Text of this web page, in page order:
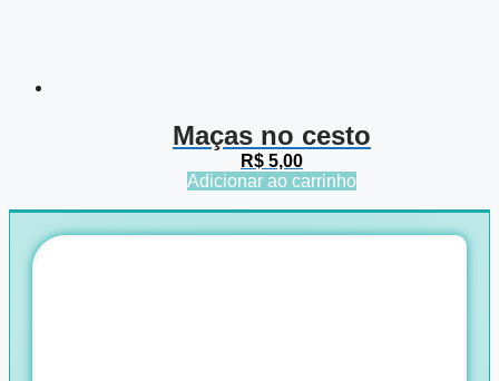
Maças no cesto
R$ 5,00
Adicionar ao carrinho